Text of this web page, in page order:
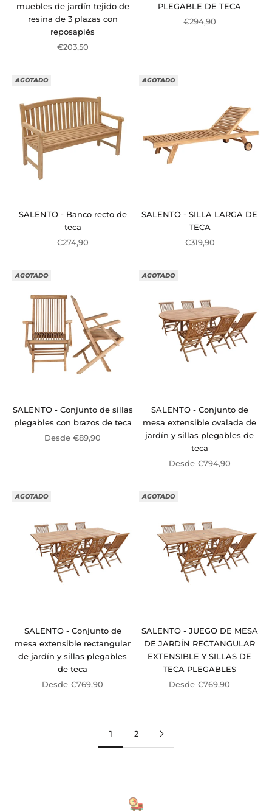
muebles de jardín tejido de
resina de 3 plazas con
reposapiés
Precio de oferta
€203,50
PLEGABLE DE TECA
Precio de oferta
€294,90
AGOTADO
SALENTO - Banco recto de
teca
Precio de oferta
€274,90
AGOTADO
SALENTO - SILLA LARGA DE
TECA
Precio de oferta
€319,90
AGOTADO
SALENTO - Conjunto de sillas
plegables con brazos de teca
Precio de oferta
Desde €89,90
AGOTADO
SALENTO - Conjunto de
mesa extensible ovalada de
jardín y sillas plegables de
teca
Precio de oferta
Desde €794,90
AGOTADO
SALENTO - Conjunto de
mesa extensible rectangular
de jardín y sillas plegables
de teca
Precio de oferta
Desde €769,90
AGOTADO
SALENTO - JUEGO DE MESA
DE JARDÍN RECTANGULAR
EXTENSIBLE Y SILLAS DE
TECA PLEGABLES
Precio de oferta
Desde €769,90
1 2